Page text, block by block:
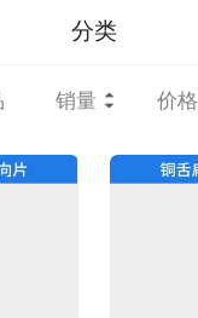
分类
销量 价格